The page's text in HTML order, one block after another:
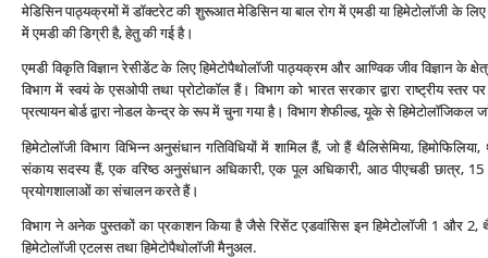
मेडिसिन पाठ्यक्रमों में डॉक्‍टरेट की शुरूआत मेडिसिन या बाल रोग में एमडी या हिमेटोलॉजी के
में एमडी की डिग्री है, हेतु की गई है।
एमडी विकृति विज्ञान रेसीडेंट के लिए हिमेटोपैथोलॉजी पाठ्यक्रम और आण्विक जीव विज्ञान के
विभाग में स्‍वयं के एसओपी तथा प्रोटोकॉल हैं। विभाग को भारत सरकार द्वारा राष्‍ट्रीय स्‍तर
प्रत्‍यायन बोर्ड द्वारा नोडल केन्‍द्र के रूप में चुना गया है। विभाग शेफील्‍ड, यूके से
हिमेटोलॉजी विभाग विभिन्‍न अनुसंधान गतिविधियों में शामिल हैं, जो हैं थैलिसेमिया,
संकाय सदस्‍य हैं, एक वरिष्‍ठ अनुसंधान अधिकारी, एक पूल अधिकारी, आठ पीएचडी छात्र, 15
प्रयोगशालाओं का संचालन करते हैं।
विभाग ने अनेक पुस्‍तकों का प्रकाशन किया है जैसे रिसेंट एडवांसिस इन हिमेटोलॉजी 1 और 2,
हिमेटोलॉजी एटलस तथा हिमेटोपैथोलॉजी मैनुअल.